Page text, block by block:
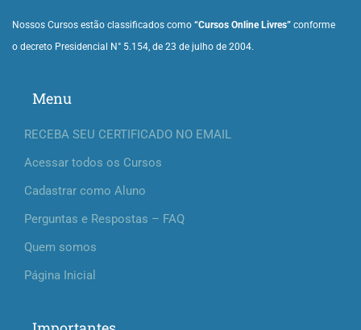
Nossos Cursos estão classificados como “Cursos Online Livres” conforme
o decreto Presidencial N° 5.154, de 23 de julho de 2004.
Menu
RECEBA SEU CERTIFICADO NO EMAIL
Acessar todos os Cursos
Cadastrar como Aluno
Perguntas e Respostas – FAQ
Quem somos
Página Inicial